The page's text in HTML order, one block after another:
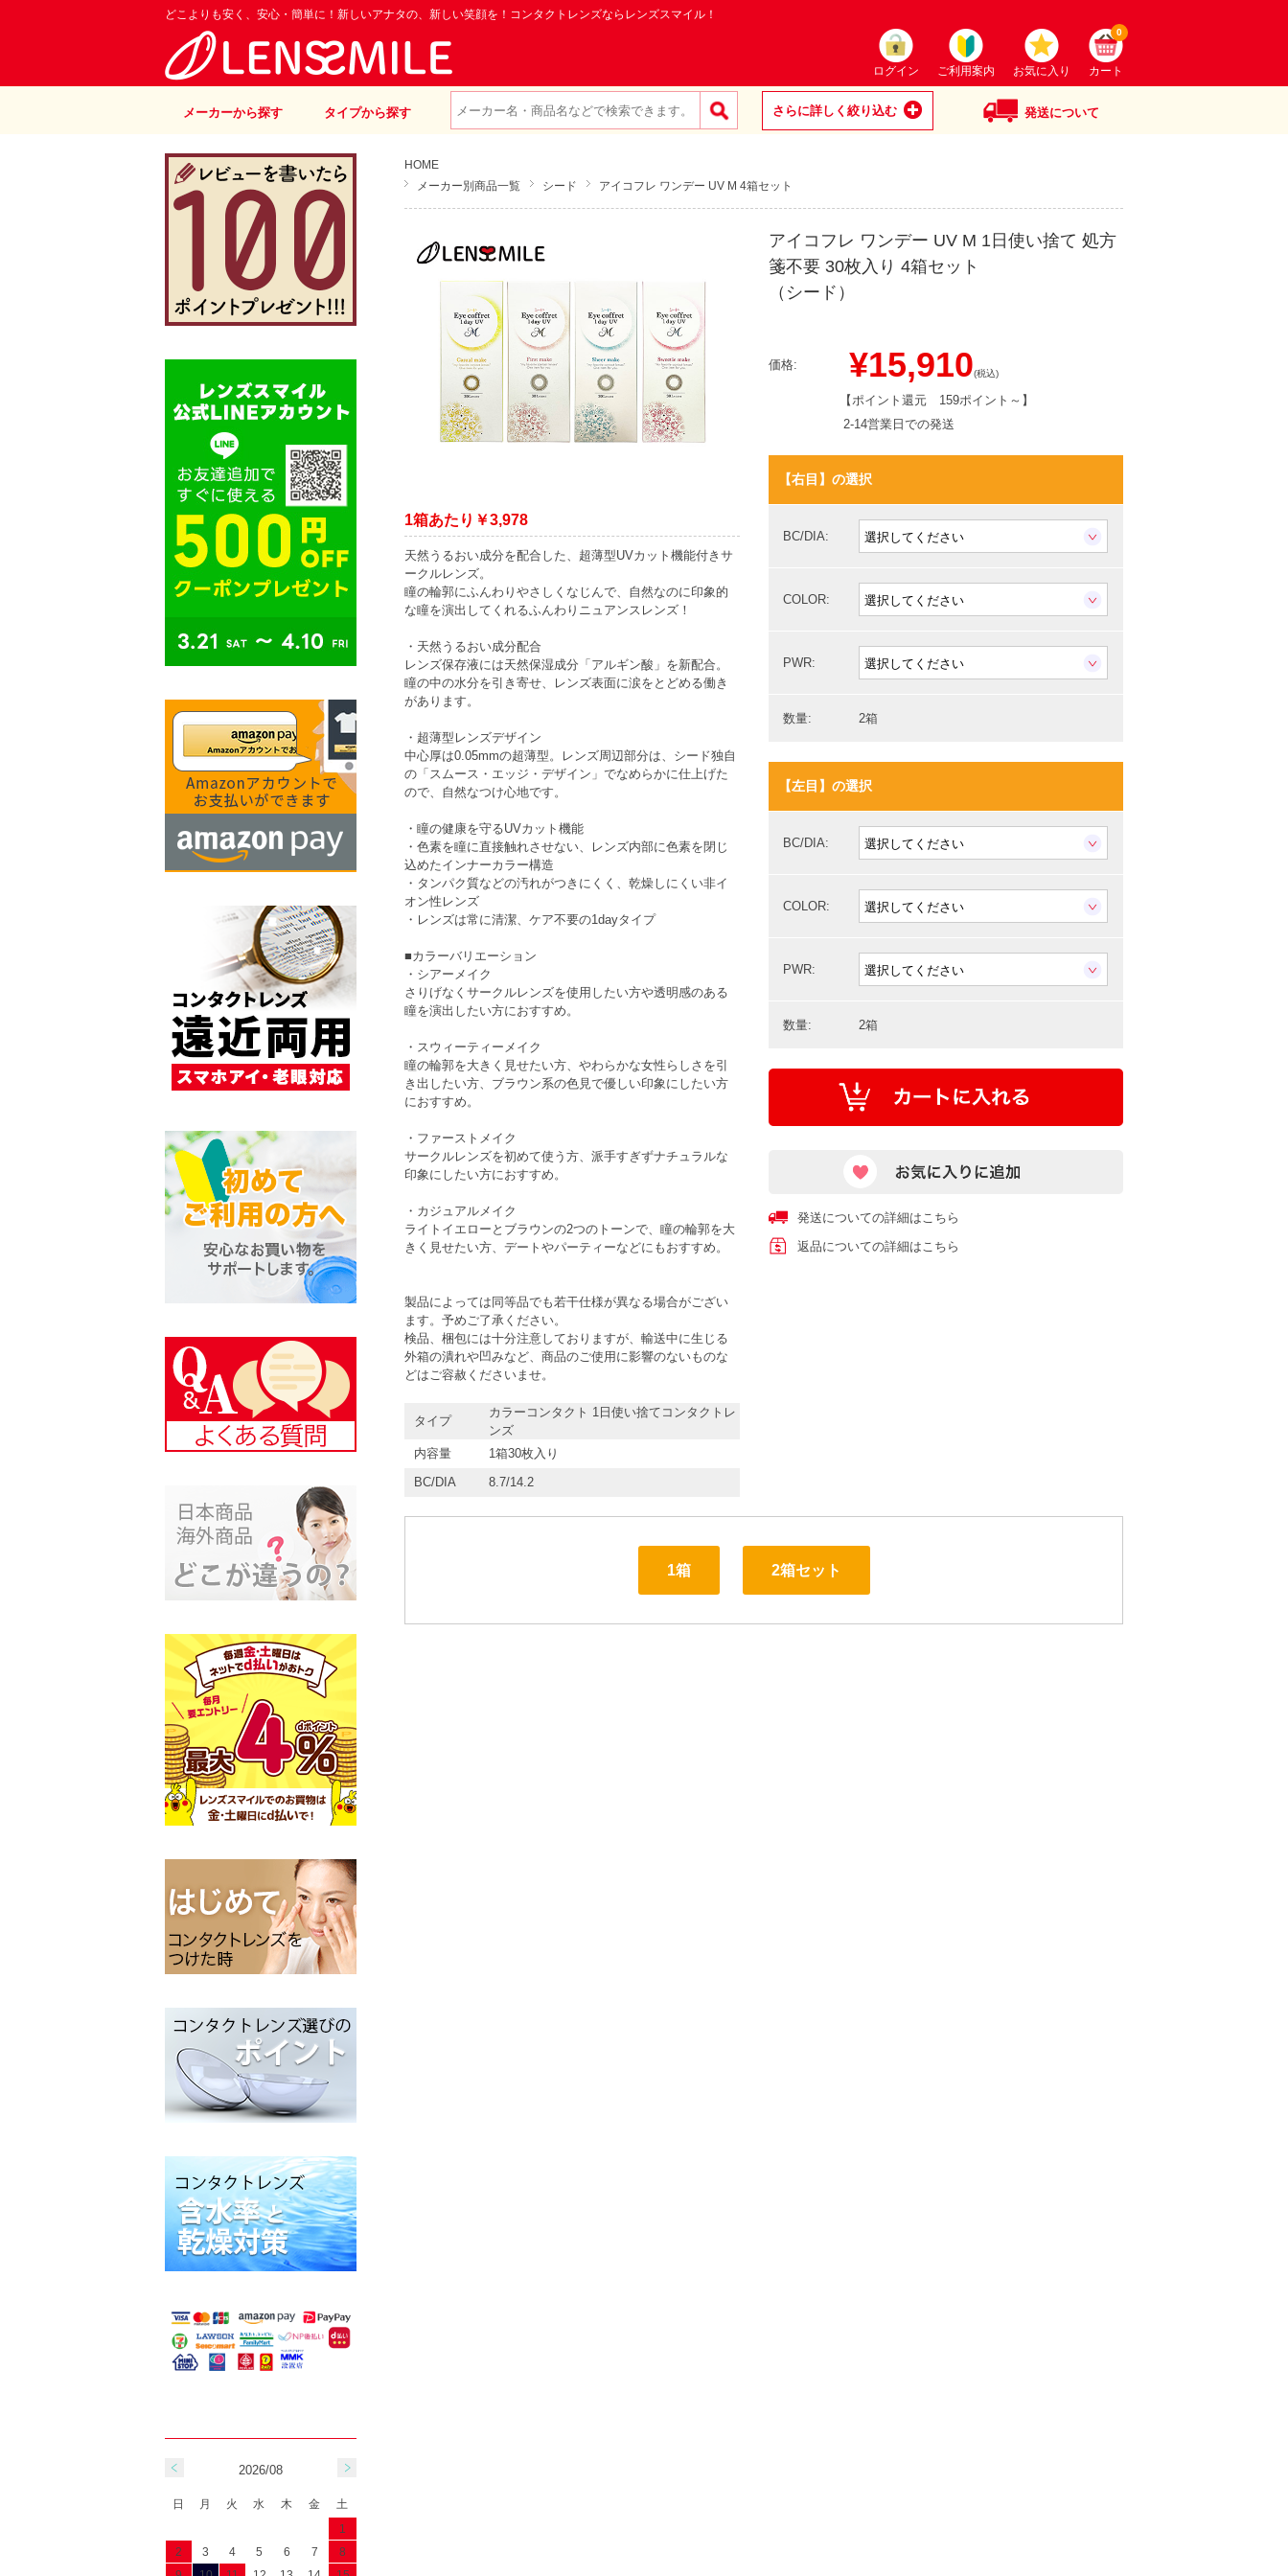
どこよりも安く、安心・簡単に！新しいアナタの、新しい笑顔を！コンタクトレンズならレンズスマイル！
ログイン ご利用案内 お気に入り カート
0
メーカーから探す タイプから探す さらに詳しく絞り込む 発送について
HOME
メーカー別商品一覧
シード アイコフレ ワンデー UV M 4箱セット
1箱あたり￥3,978
天然うるおい成分を配合した、超薄型UVカット機能付きサ
ークルレンズ。
瞳の輪郭にふんわりやさしくなじんで、自然なのに印象的
な瞳を演出してくれるふんわりニュアンスレンズ！
・天然うるおい成分配合
レンズ保存液には天然保湿成分「アルギン酸」を新配合。
瞳の中の水分を引き寄せ、レンズ表面に涙をとどめる働き
があります。
・超薄型レンズデザイン
中心厚は0.05mmの超薄型。レンズ周辺部分は、シード独自
の「スムース・エッジ・デザイン」でなめらかに仕上げた
ので、自然なつけ心地です。
・瞳の健康を守るUVカット機能
・色素を瞳に直接触れさせない、レンズ内部に色素を閉じ
込めたインナーカラー構造
・タンパク質などの汚れがつきにくく、乾燥しにくい非イ
オン性レンズ
・レンズは常に清潔、ケア不要の1dayタイプ
■カラーバリエーション
・シアーメイク
さりげなくサークルレンズを使用したい方や透明感のある
瞳を演出したい方におすすめ。
・スウィーティーメイク
瞳の輪郭を大きく見せたい方、やわらかな女性らしさを引
き出したい方、ブラウン系の色見で優しい印象にしたい方
におすすめ。
・ファーストメイク
サークルレンズを初めて使う方、派手すぎずナチュラルな
印象にしたい方におすすめ。
・カジュアルメイク
ライトイエローとブラウンの2つのトーンで、瞳の輪郭を大
きく見せたい方、デートやパーティーなどにもおすすめ。
製品によっては同等品でも若干仕様が異なる場合がござい
ます。予めご了承ください。
検品、梱包には十分注意しておりますが、輸送中に生じる
外箱の潰れや凹みなど、商品のご使用に影響のないものな
どはご容赦くださいませ。
タイプ
カラーコンタクト 1日使い捨てコンタクトレ
ンズ
内容量
1箱30枚入り
BC/DIA
8.7/14.2
アイコフレ ワンデー UV M 1日使い捨て 処方
箋不要 30枚入り 4箱セット
（シード）
価格: ¥15,910(税込)
【ポイント還元 159ポイント～ 】
2-14営業日での発送
【右目】の選択
BC/DIA:
COLOR:
PWR:
数量: 2箱
【左目】の選択
BC/DIA:
COLOR:
PWR:
数量: 2箱
発送についての詳細はこちら
返品についての詳細はこちら
1箱 2箱セット
2026/08
日 月 火 水 木 金
土
1
2
3 4 5 6 7
8